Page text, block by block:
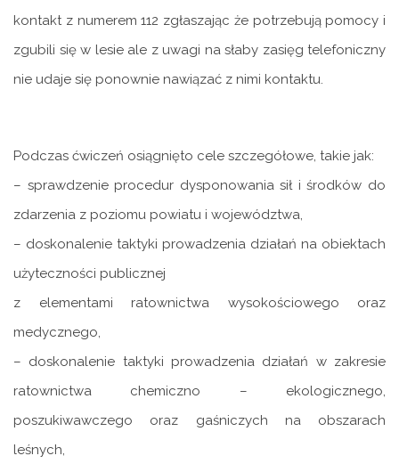
kontakt z numerem 112 zgłaszając że potrzebują pomocy i
zgubili się w lesie ale z uwagi na słaby zasięg telefoniczny
nie udaje się ponownie nawiązać z nimi kontaktu.
Podczas ćwiczeń osiągnięto cele szczegółowe, takie jak:
– sprawdzenie procedur dysponowania sił i środków do
zdarzenia z poziomu powiatu i województwa,
– doskonalenie taktyki prowadzenia działań na obiektach
użyteczności publicznej
z elementami ratownictwa wysokościowego oraz
medycznego,
– doskonalenie taktyki prowadzenia działań w zakresie
ratownictwa chemiczno – ekologicznego,
poszukiwawczego oraz gaśniczych na obszarach
leśnych,